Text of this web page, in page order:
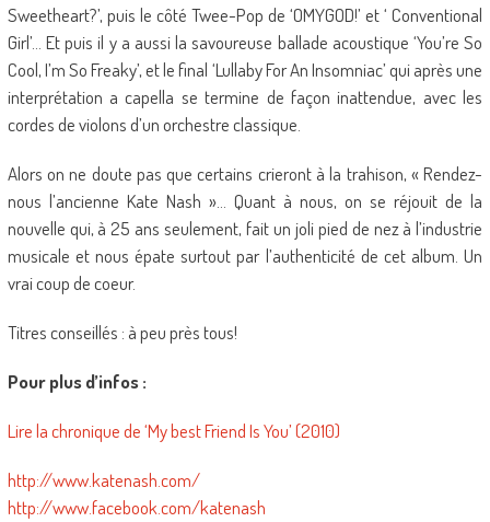
Sweetheart?’, puis le côté Twee-Pop de ‘OMYGOD!’ et ‘ Conventional
Girl’… Et puis il y a aussi la savoureuse ballade acoustique ‘You’re So
Cool, I’m So Freaky’, et le final ‘Lullaby For An Insomniac’ qui après une
interprétation a capella se termine de façon inattendue, avec les
cordes de violons d’un orchestre classique.
Alors on ne doute pas que certains crieront à la trahison, « Rendez-
nous l’ancienne Kate Nash »… Quant à nous, on se réjouit de la
nouvelle qui, à 25 ans seulement, fait un joli pied de nez à l’industrie
musicale et nous épate surtout par l’authenticité de cet album. Un
vrai coup de coeur.
Titres conseillés : à peu près tous!
Pour plus d’infos :
Lire la chronique de ‘My best Friend Is You’ (2010)
http://www.katenash.com/
http://www.facebook.com/katenash